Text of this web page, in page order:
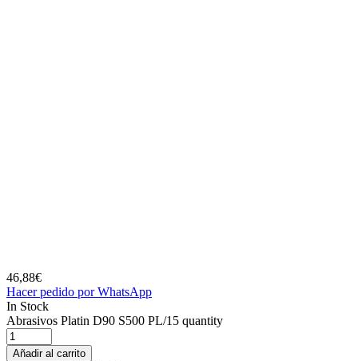
46,88€
Hacer pedido por WhatsApp
In Stock
Abrasivos Platin D90 S500 PL/15 quantity
Añadir al carrito